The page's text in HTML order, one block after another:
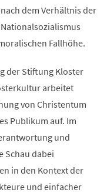
dem Verhältnis der
Fallhöhe.
der Stiftung Kloster
arbeitet
von Christentum
Publikum auf. Im
und
Schau dabei
in den Kontext der
und einfacher